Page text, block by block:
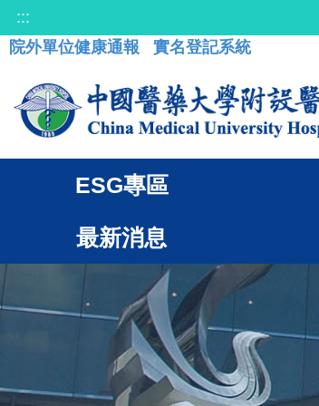
:::
院外單位健康通報
實名登記系統
ESG專區
最新消息